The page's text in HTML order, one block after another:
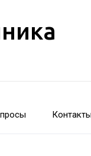
Контакты